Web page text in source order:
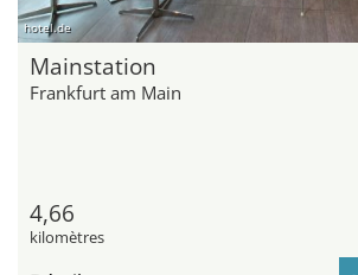
hotel.de
Mainstation
Frankfurt am Main
4,66
kilomètres